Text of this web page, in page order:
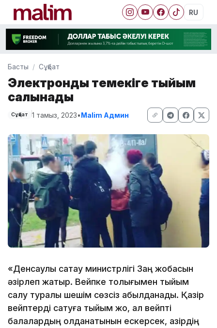
RU
Басты Сұқбат
Электронды темекіге тыйым
салынады
Сұқбат 1 тамыз, 2023•Malim Админ
«Денсаулық сақтау министрлігі Заң жобасын
әзірлеп жатыр. Вейпке толығымен тыйым
салу туралы шешім сөзсіз қабылданады. Қазір
вейптерді сатуға тыйым жоқ, ал вейпті
балалардың қолданатынын ескерсек, қазірдің